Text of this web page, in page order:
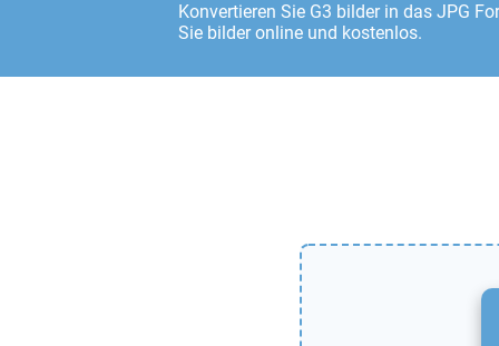
Konvertieren Sie G3 bilder in das JPG
Sie bilder online und kostenlos.